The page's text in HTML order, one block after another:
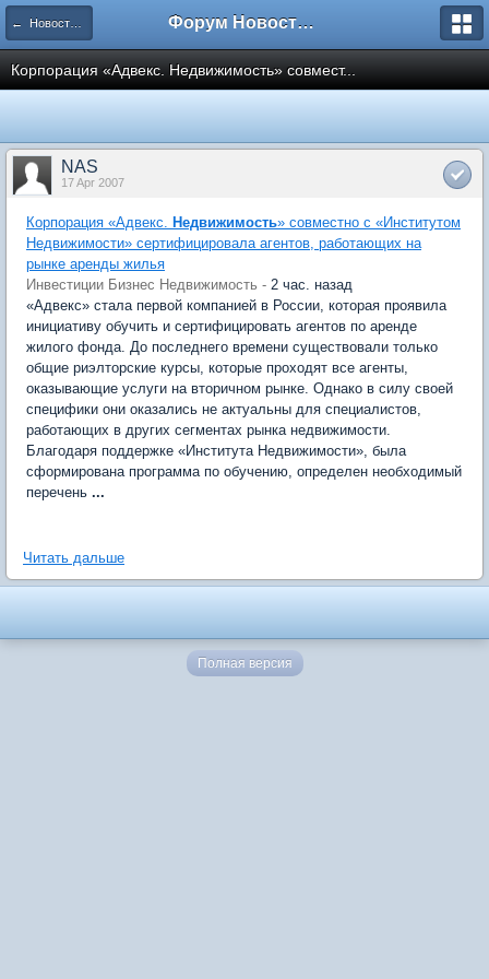
← Новости рынка недвижимости Форум Новостройки
Корпорация «Адвекс. Недвижимость» совмест...
NAS
17 Apr 2007
Корпорация «Адвекс. Недвижимость» совместно с «Институтом
Недвижимости» сертифицировала агентов, работающих на
рынке аренды жилья
Инвестиции Бизнес Недвижимость - 2 час. назад
«Адвекс» стала первой компанией в России, которая проявила
инициативу обучить и сертифицировать агентов по аренде
жилого фонда. До последнего времени существовали только
общие риэлторские курсы, которые проходят все агенты,
оказывающие услуги на вторичном рынке. Однако в силу своей
специфики они оказались не актуальны для специалистов,
работающих в других сегментах рынка недвижимости.
Благодаря поддержке «Института Недвижимости», была
сформирована программа по обучению, определен необходимый
перечень ...
Читать дальше
Полная версия